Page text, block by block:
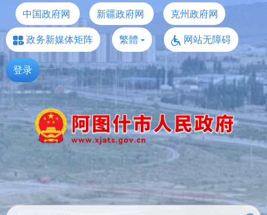
中国政府网 新疆政府网
克州政府网
政务新媒体矩阵
繁體 网站无障碍
登录